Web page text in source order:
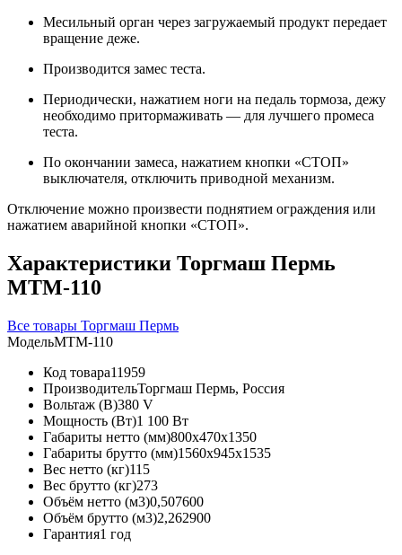
Месильный орган через загружаемый продукт передает
вращение деже.
Производится замес теста.
Периодически, нажатием ноги на педаль тормоза, дежу
необходимо притормаживать — для лучшего промеса
теста.
По окончании замеса, нажатием кнопки «СТОП»
выключателя, отключить приводной механизм.
Отключение можно произвести поднятием ограждения или
нажатием аварийной кнопки «СТОП».
Характеристики Торгмаш Пермь
МТМ-110
Все товары Торгмаш Пермь
МодельМТМ-110
Код товара11959
ПроизводительТоргмаш Пермь, Россия
Вольтаж (В)380 V
Мощность (Вт)1 100 Вт
Габариты нетто (мм)800x470x1350
Габариты брутто (мм)1560x945x1535
Вес нетто (кг)115
Вес брутто (кг)273
Объём нетто (м3)0,507600
Объём брутто (м3)2,262900
Гарантия1 год